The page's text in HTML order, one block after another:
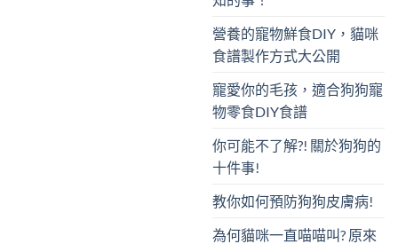
營養的寵物鮮食DIY，貓咪
食譜製作方式大公開
寵愛你的毛孩，適合狗狗寵
物零食DIY食譜
你可能不了解?! 關於狗狗的
十件事!
教你如何預防狗狗皮膚病!
為何貓咪一直喵喵叫? 原來